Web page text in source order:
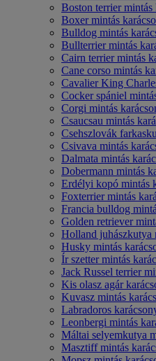
Boston terrier
Boxer mintás
Bulldog mintás
Bullterrier mintás
Cairn terrier mintás
Cane corso mintás
Cavalier King
Cocker spániel
Corgi mintás
Csaucsau mintás
Csehszlovák
Csivava mintás
Dalmata mintás
Dobermann mintás
Erdélyi kopó mintás
Foxterrier mintás
Francia bulldog
Golden retriever
Holland juhászkutya
Husky mintás
Ír szetter mintás
Jack Russel terrier
Kis olasz agár
Kuvasz mintás
Labradoros
Leonbergi mintás
Máltai selyemkutya
Masztiff mintás